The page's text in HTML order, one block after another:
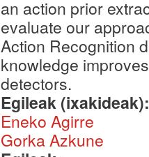
an action prior
evaluate our
Action Recognition
knowledge
detectors.
Egileak
Eneko Agirre
Gorka Azkune